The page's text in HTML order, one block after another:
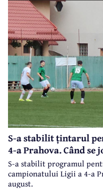
S-a stabilit țintarul
4-a Prahova. Când se
S-a stabilit programul
campionatului Ligii a 4-a
august.